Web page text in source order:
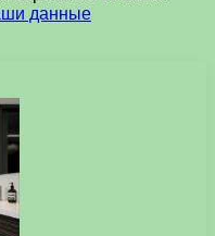
данные